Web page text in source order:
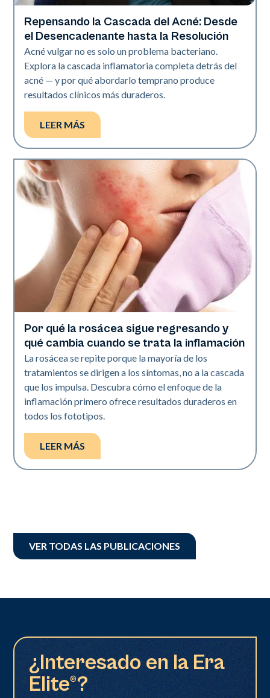
Salud de la piel
Repensando la Cascada del Acné: Desde
el Desencadenante hasta la Resolución
Acné vulgar no es solo un problema bacteriano.
Explora la cascada inflamatoria completa detrás del
acné — y por qué abordarlo temprano produce
resultados clínicos más duraderos.
LEER MÁS
Salud de la piel
Por qué la rosácea sigue regresando y
qué cambia cuando se trata la inflamación
La rosácea se repite porque la mayoría de los
tratamientos se dirigen a los síntomas, no a la cascada
que los impulsa. Descubra cómo el enfoque de la
inflamación primero ofrece resultados duraderos en
todos los fototipos.
LEER MÁS
VER TODAS LAS PUBLICACIONES
¿Interesado en la Era
Elite®?